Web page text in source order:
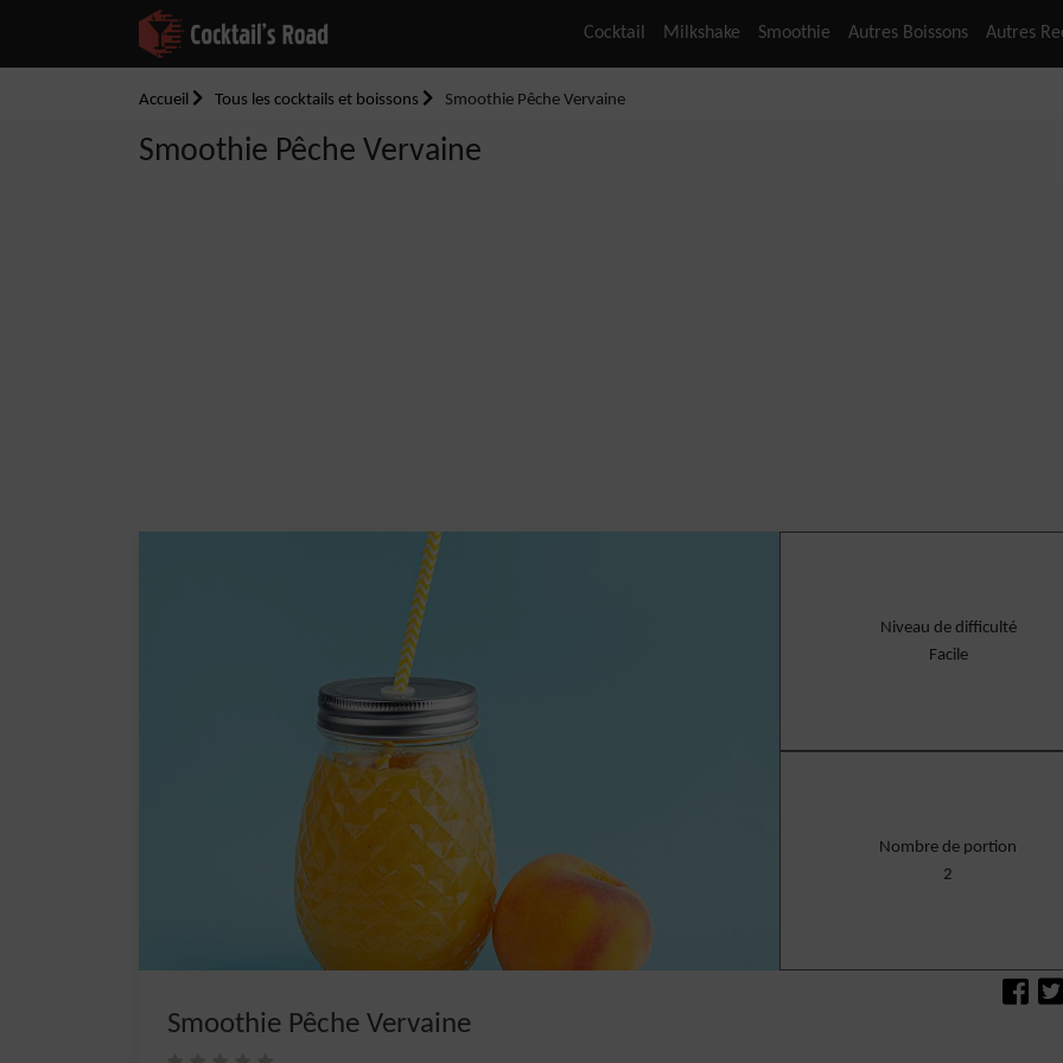
Cocktail Milkshake Smoothie Autres Boissons Autres
Accueil Tous les cocktails et boissons Smoothie Pêche Vervaine
Smoothie Pêche Vervaine
Niveau de difficulté
Facile
Nombre de portion
2
Smoothie Pêche Vervaine